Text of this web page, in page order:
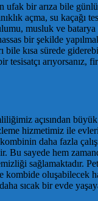
ufak bir arıza bile
açma, su
musluk ve
bir şekilde
kısa sürede
açısından
hizmetimiz ile
daha fazla
sayede hem
sağlamaktadır.
sıcak bir evde